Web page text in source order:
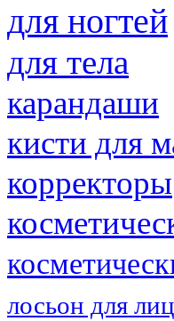
для ногтей
для тела
карандаши
кисти для
корректоры
лосьон для